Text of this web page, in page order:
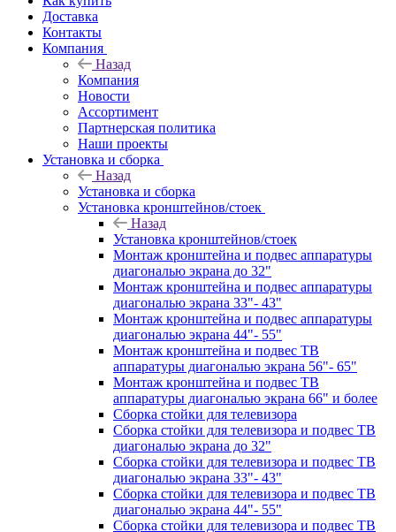
Доставка
Контакты
Компания
Назад
Компания
Новости
Ассортимент
Партнерская политика
Наши проекты
Установка и сборка
Назад
Установка и сборка
Установка кронштейнов/стоек
Назад
Установка кронштейнов/стоек
Монтаж кронштейна и подвес аппаратуры
диагональю экрана до 32"
Монтаж кронштейна и подвес аппаратуры
диагональю экрана 33"- 43"
Монтаж кронштейна и подвес аппаратуры
диагональю экрана 44"- 55"
Монтаж кронштейна и подвес ТВ
аппаратуры диагональю экрана 56"- 65"
Монтаж кронштейна и подвес ТВ
аппаратуры диагональю экрана 66" и более
Сборка стойки для телевизора
Сборка стойки для телевизора и подвес ТВ
диагональю экрана до 32"
Сборка стойки для телевизора и подвес ТВ
диагональю экрана 33"- 43"
Сборка стойки для телевизора и подвес ТВ
диагональю экрана 44"- 55"
Сборка стойки для телевизора и подвес ТВ